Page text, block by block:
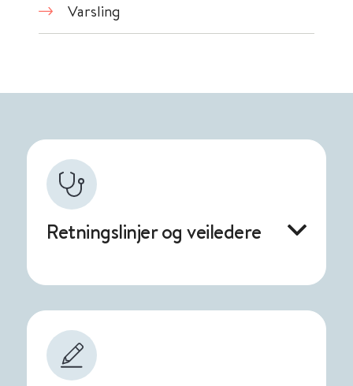
Varsling
Retningslinjer og veiledere